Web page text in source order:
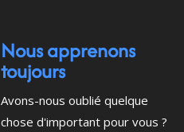
Nous apprenons
toujours
Avons-nous oublié quelque
chose d'important pour vous ?